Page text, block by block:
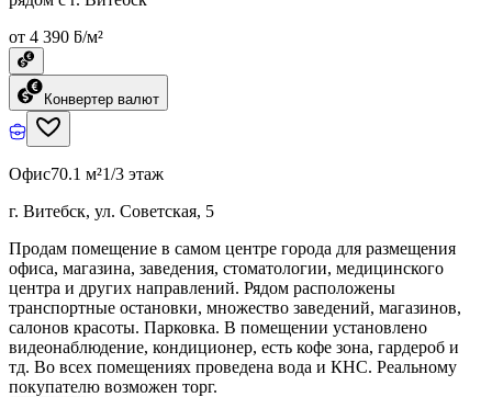
от 4 390 ƃ/м²
Конвертер валют
Офис70.1 м²1/3 этаж
г. Витебск, ул. Советская, 5
Продам помещение в самом центре города для размещения
офиса, магазина, заведения, стоматологии, медицинского
центра и других направлений. Рядом расположены
транспортные остановки, множество заведений, магазинов,
салонов красоты. Парковка. В помещении установлено
видеонаблюдение, кондиционер, есть кофе зона, гардероб и
тд. Во всех помещениях проведена вода и КНС. Реальному
покупателю возможен торг.